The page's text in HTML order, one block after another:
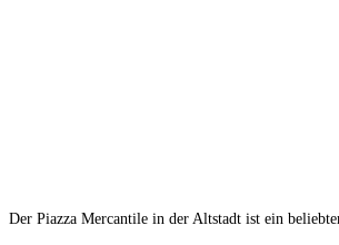
Der Piazza Mercantile in der Altstadt ist ein